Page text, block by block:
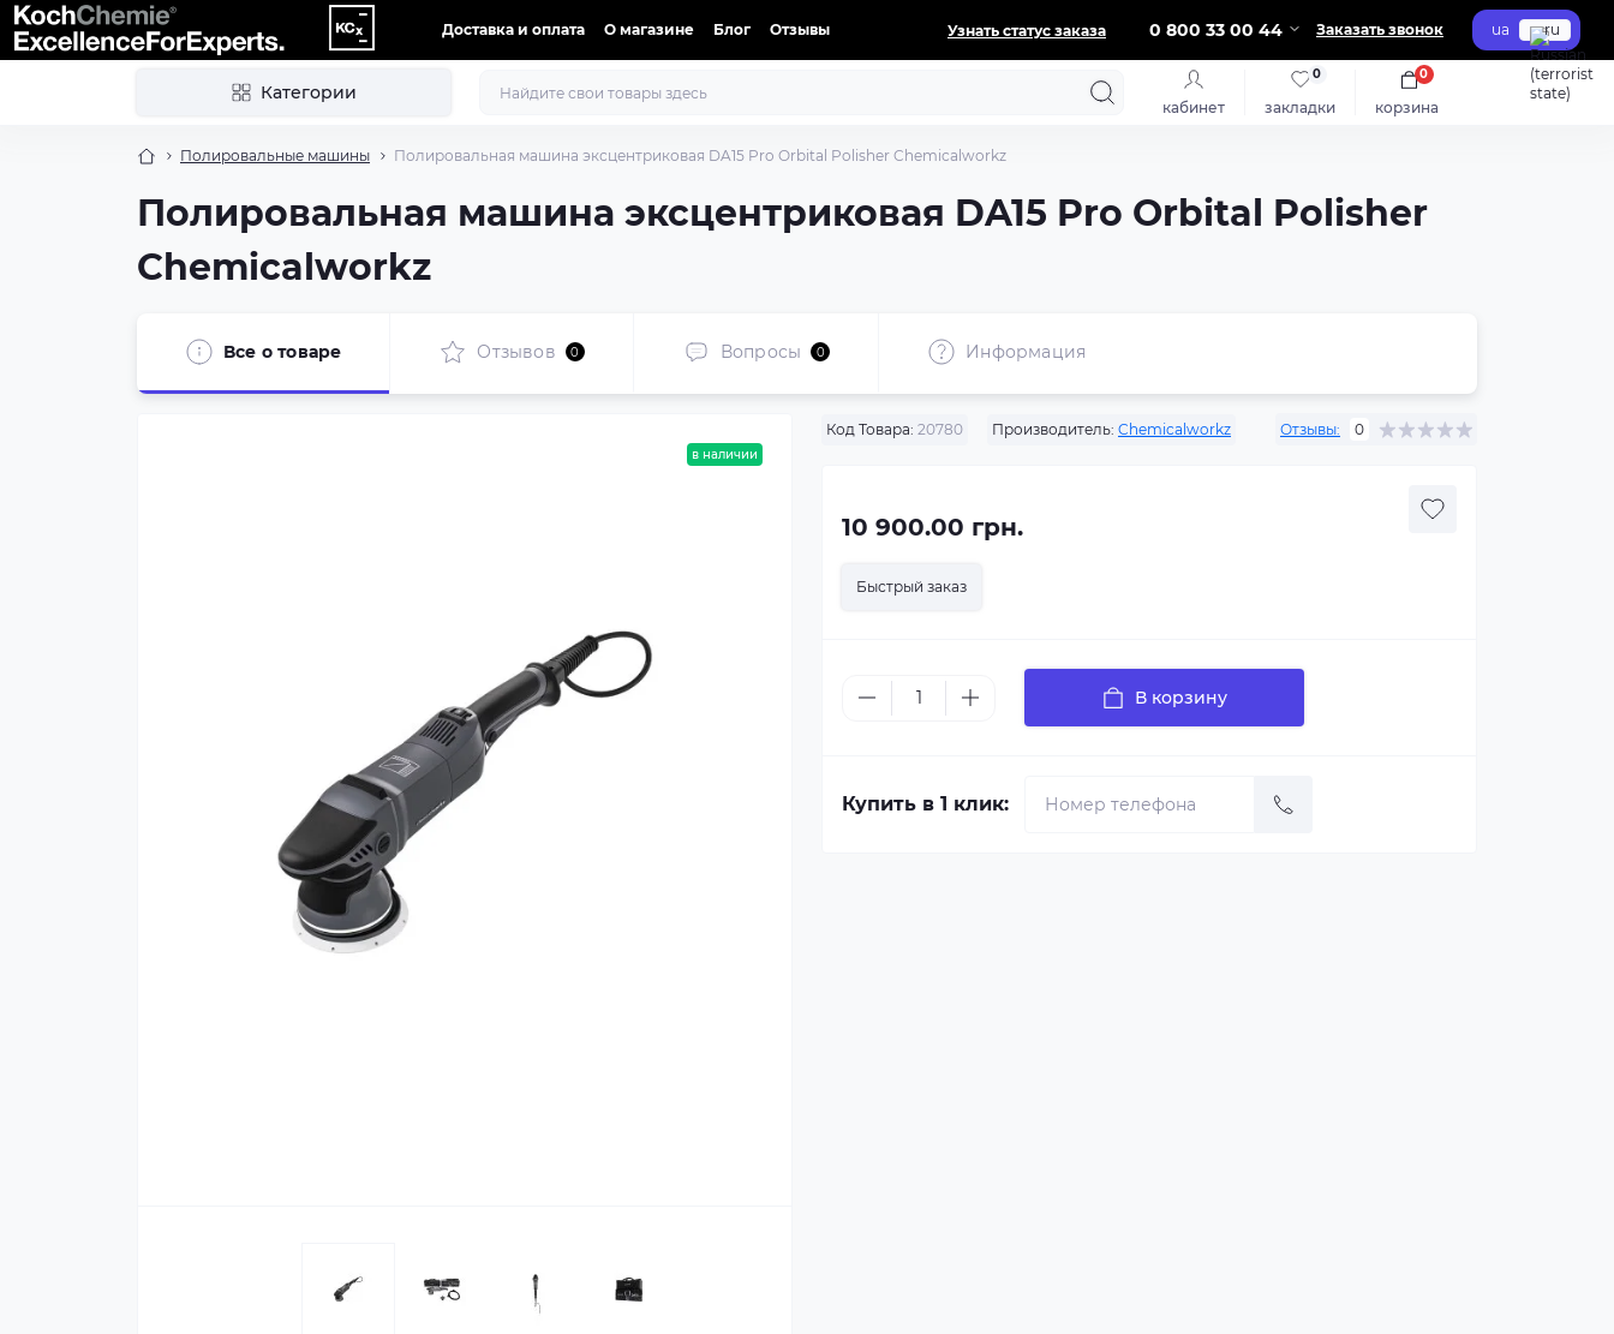
Доставка и оплата О магазине Блог Отзывы Узнать статус заказа 0 800 33 00 44 Заказать звонок ua ru
Категории
кабинет закладки
0
корзина
0
Полировальные машины Полировальная машина эксцентриковая DA15 Pro Orbital Polisher Chemicalworkz
Полировальная машина эксцентриковая DA15 Pro Orbital Polisher
Chemicalworkz
Все о товаре Отзывов 0 Вопросы 0 Информация
в наличии
Код Товара: 20780 Производитель: Chemicalworkz Отзывы: 0
10 900.00 грн.
Быстрый заказ
В корзину
Купить в 1 клик: